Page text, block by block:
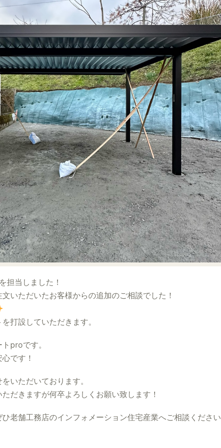
担当しました！
いただいたお客様からの追加のご相談でした！
打設していただきます。
proです。
です！
いただいております。
だきますが何卒よろしくお願い致します！
老舗工務店のインフォメーション住宅産業へご相談ください